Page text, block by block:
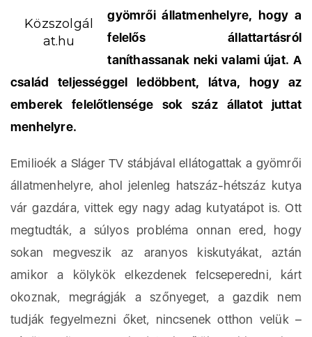
Közszolgál
at.hu
gyömrői állatmenhelyre, hogy a
felelős állattartásról
taníthassanak neki valami újat. A
család teljességgel ledöbbent, látva, hogy az
emberek felelőtlensége sok száz állatot juttat
menhelyre.
Emilioék a Sláger TV stábjával ellátogattak a gyömrői
állatmenhelyre, ahol jelenleg hatszáz-hétszáz kutya
vár gazdára, vittek egy nagy adag kutyatápot is. Ott
megtudták, a súlyos probléma onnan ered, hogy
sokan megveszik az aranyos kiskutyákat, aztán
amikor a kölykök elkezdenek felcseperedni, kárt
okoznak, megrágják a szőnyeget, a gazdik nem
tudják fegyelmezni őket, nincsenek otthon velük –